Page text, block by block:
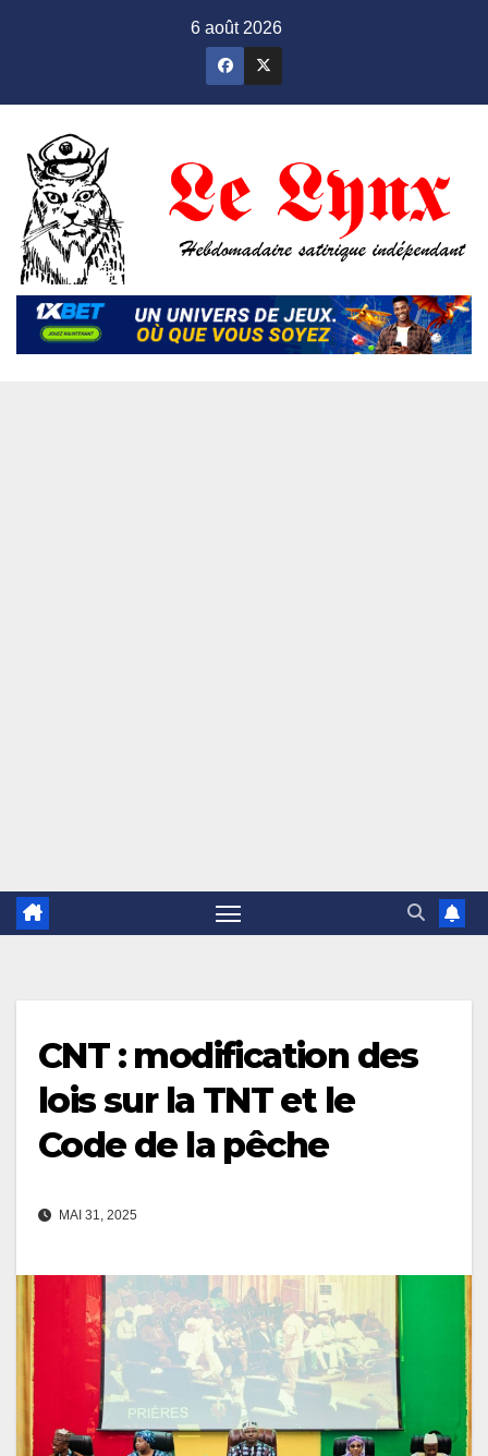
6 août 2026
CNT : modification des
lois sur la TNT et le
Code de la pêche
MAI 31, 2025